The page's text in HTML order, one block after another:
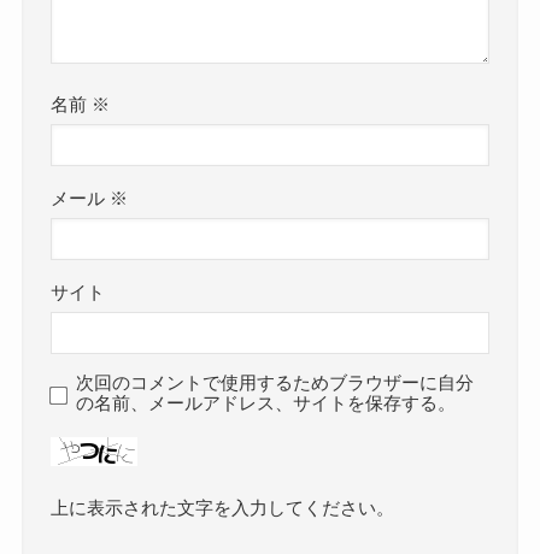
名前 ※
メール ※
サイト
次回のコメントで使用するためブラウザーに自分
の名前、メールアドレス、サイトを保存する。
上に表示された文字を入力してください。